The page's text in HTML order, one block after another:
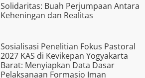
Solidaritas: Buah Perjumpaan Antara
Keheningan dan Realitas
Sosialisasi Penelitian Fokus Pastoral
2027 KAS di Kevikepan Yogyakarta
Barat: Menyiapkan Data Dasar
Pelaksanaan Formasio Iman